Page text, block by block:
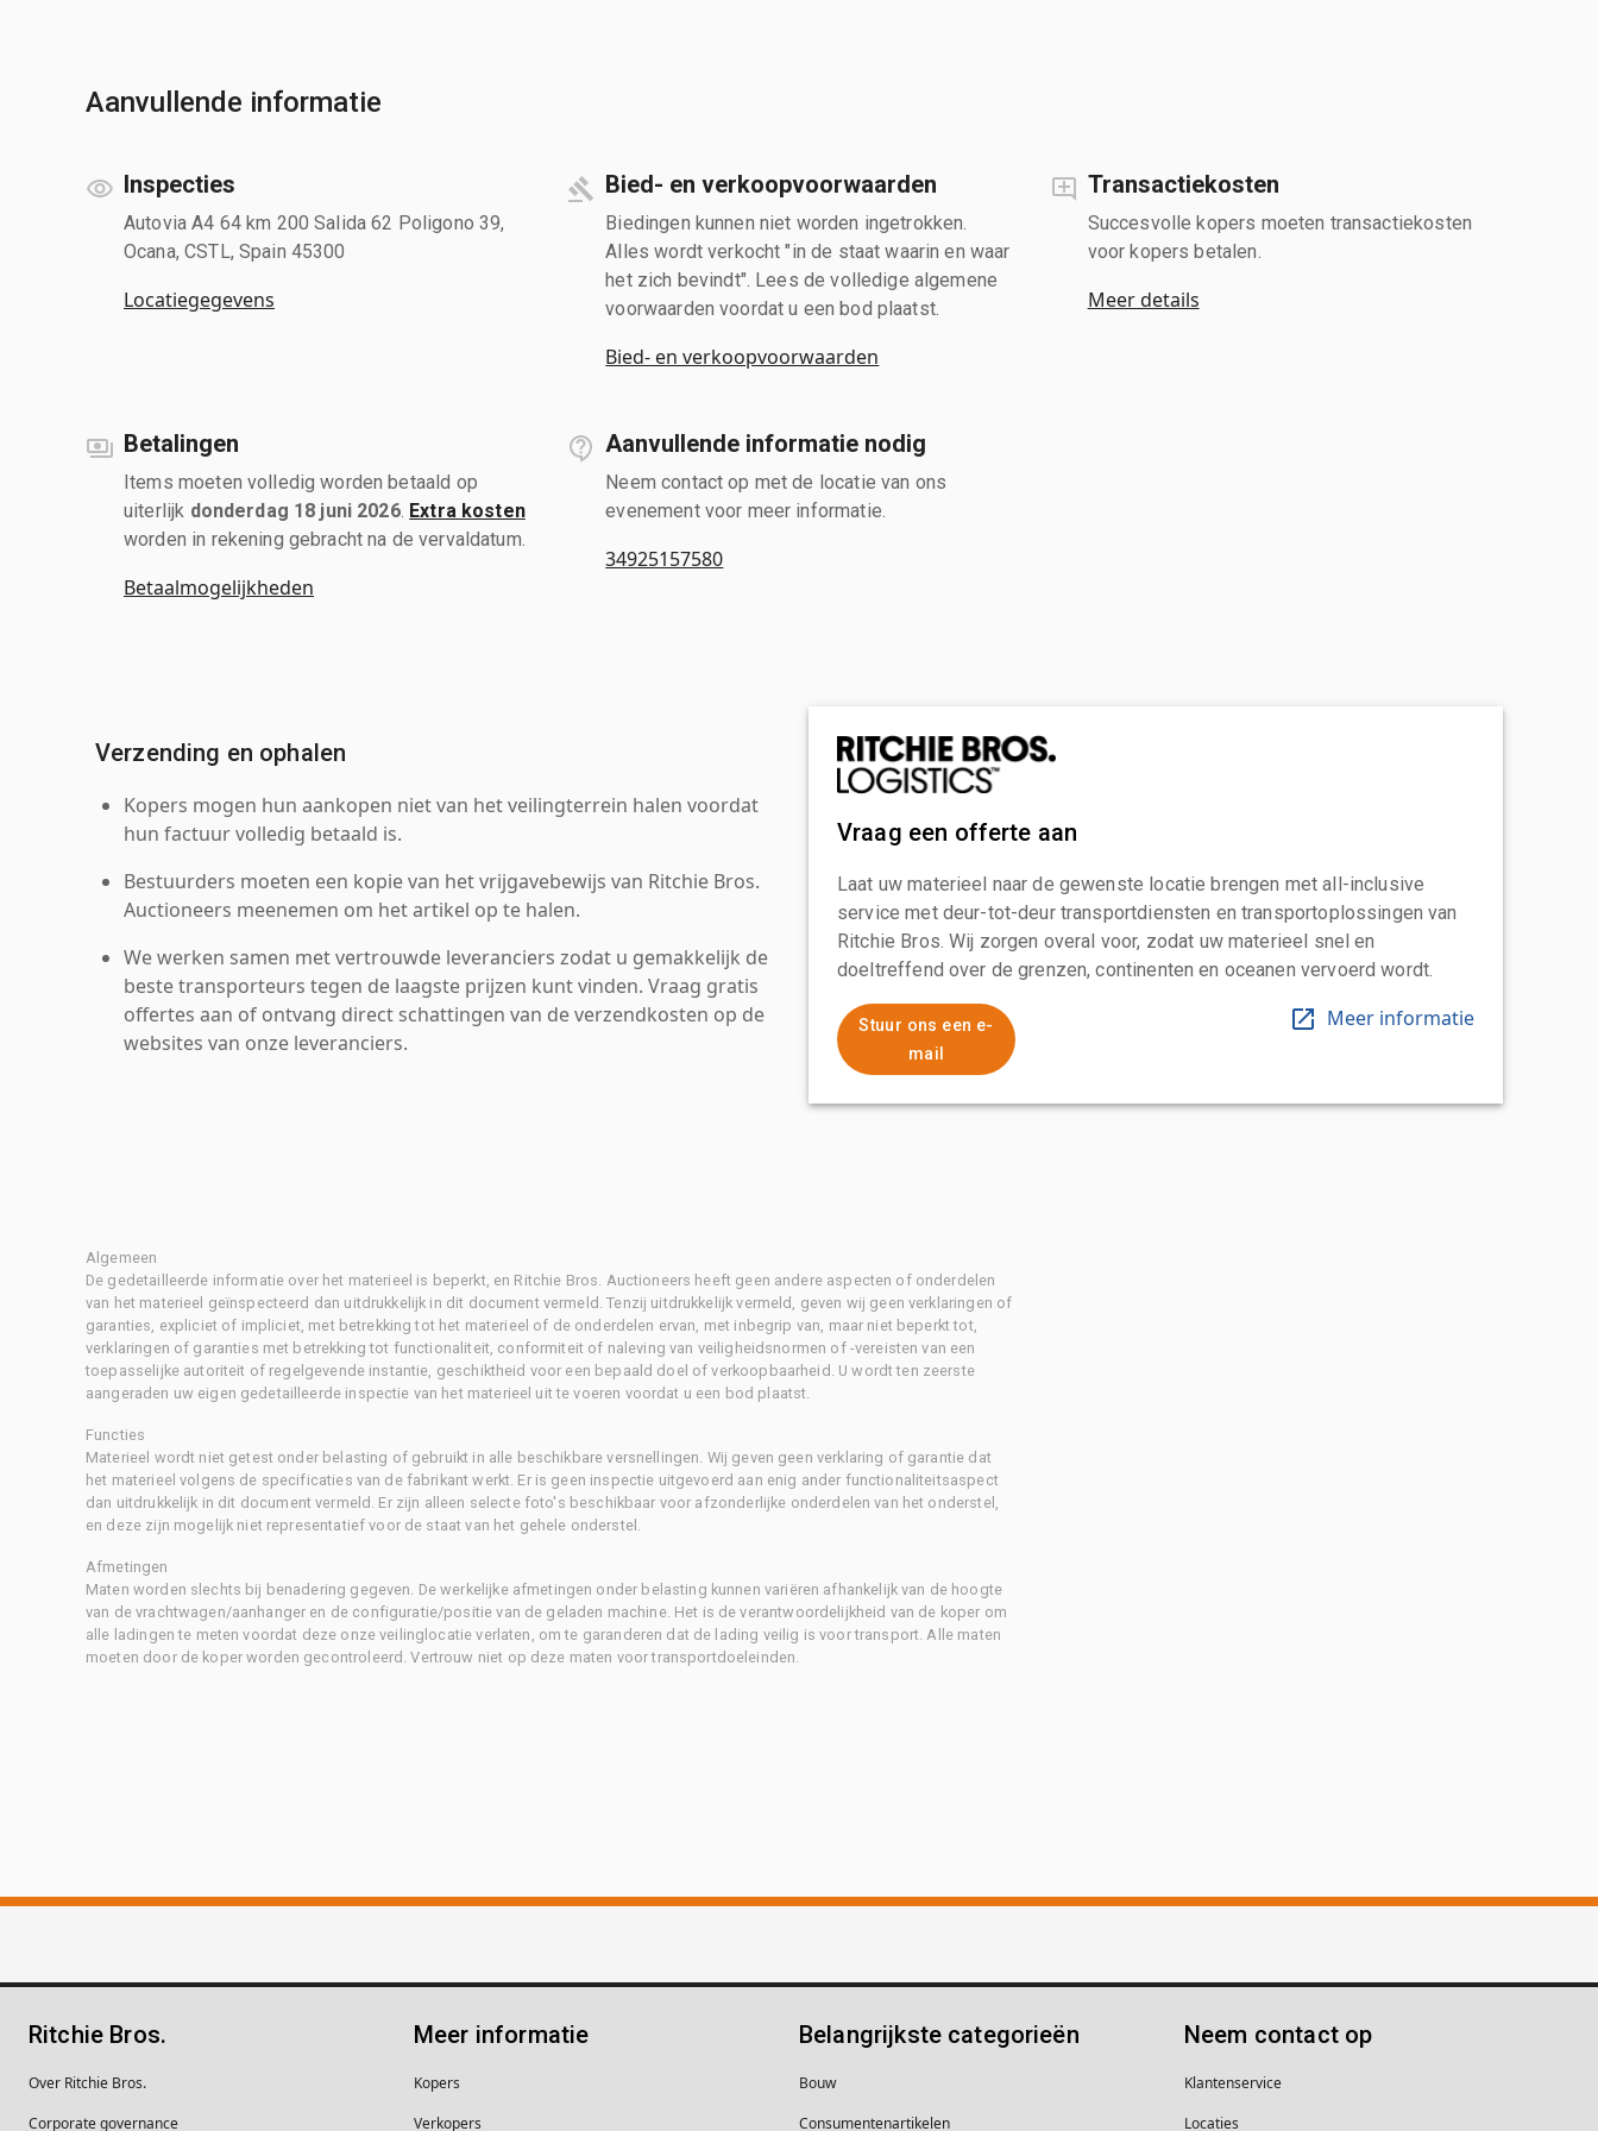
Aanvullende informatie
Inspecties
Autovia A4 64 km 200 Salida 62 Poligono 39,
Ocana, CSTL, Spain 45300
Locatiegegevens
Bied- en verkoopvoorwaarden
Biedingen kunnen niet worden ingetrokken.
Alles wordt verkocht "in de staat waarin en waar
het zich bevindt". Lees de volledige algemene
voorwaarden voordat u een bod plaatst.
Bied- en verkoopvoorwaarden
Transactiekosten
Succesvolle kopers moeten transactiekosten
voor kopers betalen.
Meer details
Betalingen
Items moeten volledig worden betaald op
uiterlijk donderdag 18 juni 2026. Extra kosten
worden in rekening gebracht na de vervaldatum.
Betaalmogelijkheden
Aanvullende informatie nodig
Neem contact op met de locatie van ons
evenement voor meer informatie.
34925157580
Verzending en ophalen
Kopers mogen hun aankopen niet van het veilingterrein halen voordat
hun factuur volledig betaald is.
Bestuurders moeten een kopie van het vrijgavebewijs van Ritchie Bros.
Auctioneers meenemen om het artikel op te halen.
We werken samen met vertrouwde leveranciers zodat u gemakkelijk de
beste transporteurs tegen de laagste prijzen kunt vinden. Vraag gratis
offertes aan of ontvang direct schattingen van de verzendkosten op de
websites van onze leveranciers.
Vraag een offerte aan
Laat uw materieel naar de gewenste locatie brengen met all-inclusive
service met deur-tot-deur transportdiensten en transportoplossingen van
Ritchie Bros. Wij zorgen overal voor, zodat uw materieel snel en
doeltreffend over de grenzen, continenten en oceanen vervoerd wordt.
Stuur ons een e-
mail
Meer informatie
Algemeen
De gedetailleerde informatie over het materieel is beperkt, en Ritchie Bros. Auctioneers heeft geen andere aspecten of onderdelen
van het materieel geïnspecteerd dan uitdrukkelijk in dit document vermeld. Tenzij uitdrukkelijk vermeld, geven wij geen verklaringen of
garanties, expliciet of impliciet, met betrekking tot het materieel of de onderdelen ervan, met inbegrip van, maar niet beperkt tot,
verklaringen of garanties met betrekking tot functionaliteit, conformiteit of naleving van veiligheidsnormen of -vereisten van een
toepasselijke autoriteit of regelgevende instantie, geschiktheid voor een bepaald doel of verkoopbaarheid. U wordt ten zeerste
aangeraden uw eigen gedetailleerde inspectie van het materieel uit te voeren voordat u een bod plaatst.
Functies
Materieel wordt niet getest onder belasting of gebruikt in alle beschikbare versnellingen. Wij geven geen verklaring of garantie dat
het materieel volgens de specificaties van de fabrikant werkt. Er is geen inspectie uitgevoerd aan enig ander functionaliteitsaspect
dan uitdrukkelijk in dit document vermeld. Er zijn alleen selecte foto's beschikbaar voor afzonderlijke onderdelen van het onderstel,
en deze zijn mogelijk niet representatief voor de staat van het gehele onderstel.
Afmetingen
Maten worden slechts bij benadering gegeven. De werkelijke afmetingen onder belasting kunnen variëren afhankelijk van de hoogte
van de vrachtwagen/aanhanger en de configuratie/positie van de geladen machine. Het is de verantwoordelijkheid van de koper om
alle ladingen te meten voordat deze onze veilinglocatie verlaten, om te garanderen dat de lading veilig is voor transport. Alle maten
moeten door de koper worden gecontroleerd. Vertrouw niet op deze maten voor transportdoeleinden.
Ritchie Bros.
Over Ritchie Bros.
Corporate governance
Meer informatie
Kopers
Verkopers
Belangrijkste categorieën
Bouw
Consumentenartikelen
Neem contact op
Klantenservice
Locaties